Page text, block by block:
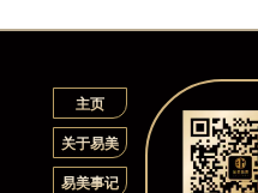
主页
关于易美
易美事记